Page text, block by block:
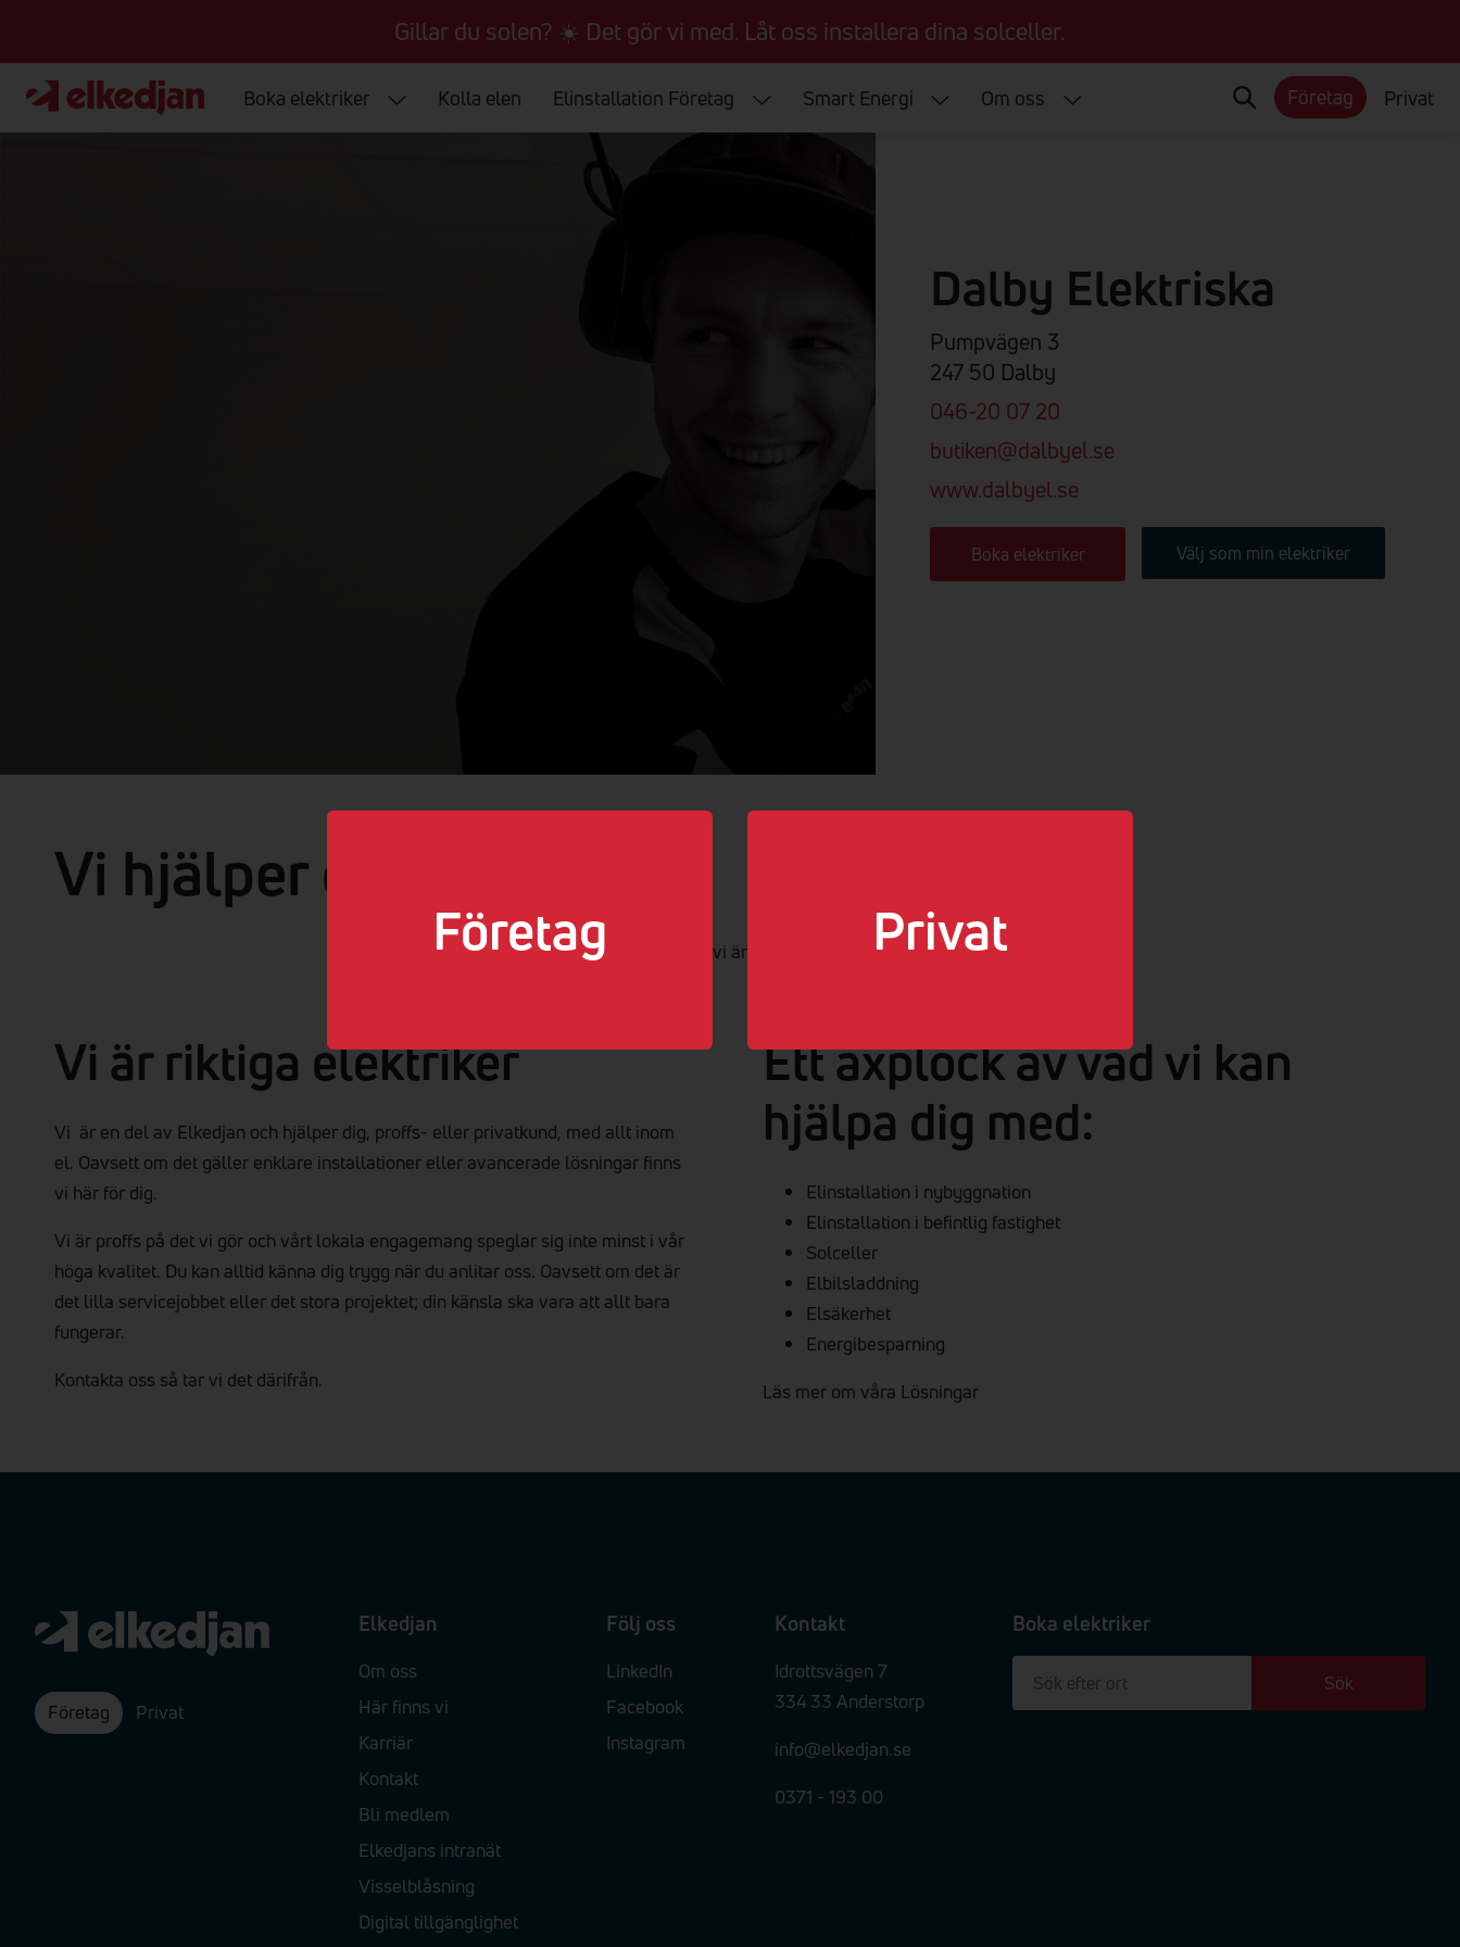
Gillar du solen? ☀️ Det gör vi med. Låt oss installera dina solceller.
Boka elektriker Kolla elen Elinstallation Företag Smart Energi Om oss Företag Privat
Företag Privat
Dalby Elektriska
Pumpvägen 3
247 50 Dalby
046-20 07 20
butiken@dalbyel.se
www.dalbyel.se
Boka elektriker Välj som min elektriker
Vi hjälper dig med elen!
Så länge det handlar om el kan vi säga att vi är proffs. Vi kan el.
Vi är riktiga elektriker
Vi är en del av Elkedjan och hjälper dig, proffs- eller privatkund, med allt inom
el. Oavsett om det gäller enklare installationer eller avancerade lösningar finns
vi här för dig.
Vi är proffs på det vi gör och vårt lokala engagemang speglar sig inte minst i vår
höga kvalitet. Du kan alltid känna dig trygg när du anlitar oss. Oavsett om det är
det lilla servicejobbet eller det stora projektet; din känsla ska vara att allt bara
fungerar.
Kontakta oss så tar vi det därifrån.
Ett axplock av vad vi kan
hjälpa dig med:
Elinstallation i nybyggnation
Elinstallation i befintlig fastighet
Solceller
Elbilsladdning
Elsäkerhet
Energibesparning
Läs mer om våra Lösningar
Företag Privat
Elkedjan
Om oss
Här finns vi
Karriär
Kontakt
Bli medlem
Elkedjans intranät
Visselblåsning
Digital tillgänglighet
Följ oss
LinkedIn
Facebook
Instagram
Kontakt
Idrottsvägen 7
334 33 Anderstorp
info@elkedjan.se
0371 - 193 00
Boka elektriker
Sök